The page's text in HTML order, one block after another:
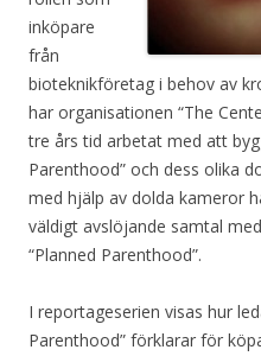
inköpare
från
bioteknikföretag i behov av
har organisationen “The
tre års tid arbetat med att
Parenthood” och dess olika
med hjälp av dolda kameror
väldigt avslöjande samtal
“Planned Parenthood”.
I reportageserien visas hur
Parenthood” förklarar för